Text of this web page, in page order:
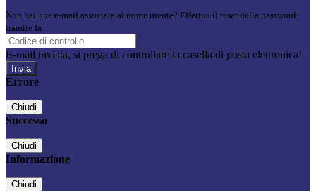
Non hai una e-mail associata al nome utente? Effettua il reset della password
tramite la
E-mail inviata, si prega di controllare la casella di posta elettronica!
Errore
Chiudi
Successo
Chiudi
Informazione
Chiudi